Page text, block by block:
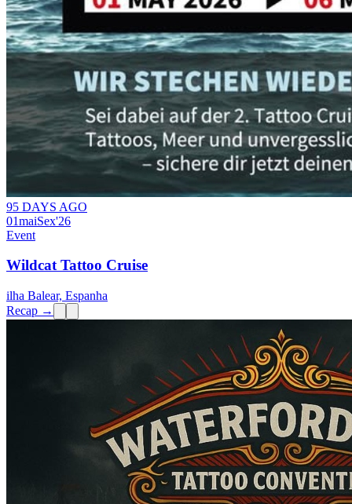
95 DAYS AGO
01maiSex'26
Event
Wildcat Tattoo Cruise
ilha Balear, Espanha
Recap →